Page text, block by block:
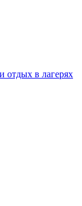
отдых в лагерях